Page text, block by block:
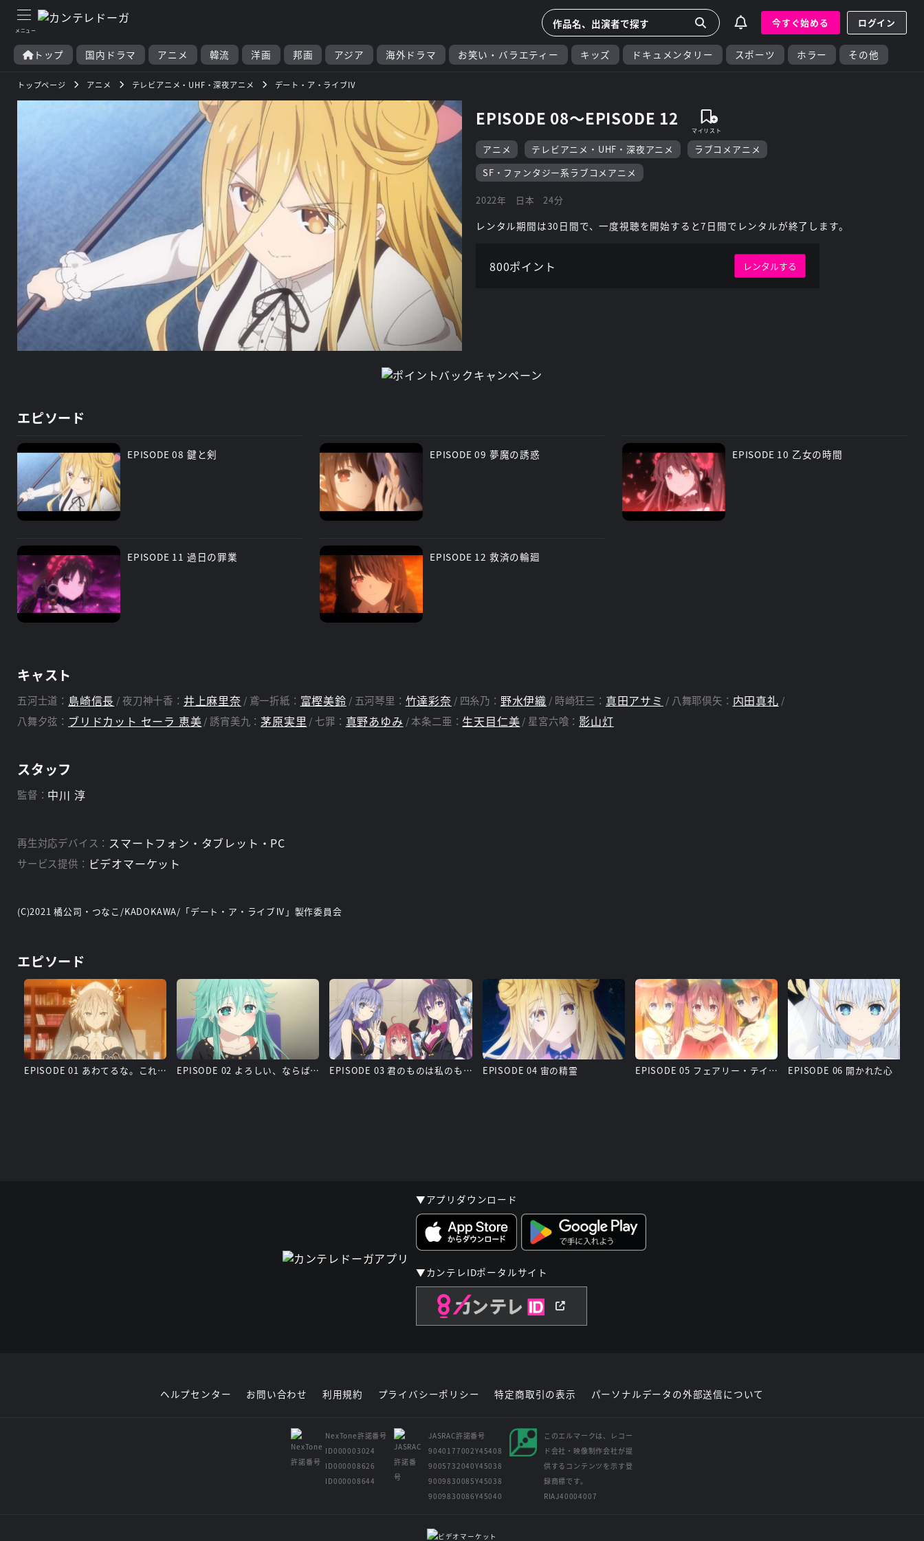
今すぐ始める ログイン
トップ 国内ドラマ アニメ 韓流 洋画 邦画 アジア 海外ドラマ お笑い・バラエティー キッズ ドキュメンタリー スポーツ ホラー その他
トップページ アニメ テレビアニメ・UHF・深夜アニメ デート・ア・ライブIV
EPISODE 08～EPISODE 12
アニメ テレビアニメ・UHF・深夜アニメ
ラブコメアニメ
SF・ファンタジー系ラブコメアニメ
2022年 日本 24分
レンタル期間は30日間で、一度視聴を開始すると7日間でレンタルが終了します。
800ポイント レンタルする
エピソード
EPISODE 08 鍵と剣 EPISODE 09 夢魔の誘惑 EPISODE 10 乙女の時間
EPISODE 11 過日の罪業 EPISODE 12 救済の輪廻
キャスト
五河士道： 島崎信長 夜刀神十香： 井上麻里奈 鳶一折紙： 富樫美鈴 五河琴里： 竹達彩奈 四糸乃： 野水伊織 時崎狂三： 真田アサミ 八舞耶倶矢： 内田真礼
八舞夕弦： ブリドカット セーラ 恵美 誘宵美九：茅原実里 七罪： 真野あゆみ 本条二亜： 生天目仁美 星宮六喰：影山灯
スタッフ
監督： 中川 淳
再生対応デバイス： スマートフォン・タブレット・PC
サービス提供： ビデオマーケット
(C)2021 橘公司・つなこ/KADOKAWA/「デート・ア・ライブⅣ」製作委員会
エピソード
EPISODE 01 あわてるな。これは精霊の罠だ EPISODE 02 よろしい、ならば二次元だ EPISODE 03 君のものは私のもの EPISODE 04 宙の精霊 EPISODE 05 フェアリー・テイル EPISODE 06 開かれた心
▼アプリダウンロード
▼カンテレIDポータルサイト
ヘルプセンター お問い合わせ 利用規約 プライバシーポリシー 特定商取引の表示 パーソナルデータの外部送信について
NexTone許諾番号
ID000003024
ID000008626
ID000008644
JASRAC許諾番号
9040177002Y45408
9005732040Y45038
9009830085Y45038
9009830086Y45040
このエルマークは、レコー
ド会社・映像制作会社が提
供するコンテンツを示す登
録商標です。
RIAJ40004007